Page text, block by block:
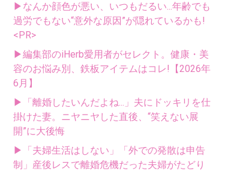
▶なんか顔色が悪い、いつもだるい...年齢でも
過労でもない“意外な原因”が隠れているかも!
<PR>
▶編集部のiHerb愛用者がセレクト。健康・美
容のお悩み別、鉄板アイテムはコレ!【2026年
6月】
▶「離婚したいんだよね...」夫にドッキリを仕
掛けた妻。ニヤニヤした直後、“笑えない展
開”に大後悔
▶「夫婦生活はしない」「外での発散は申告
制」産後レスで離婚危機だった夫婦がたどり